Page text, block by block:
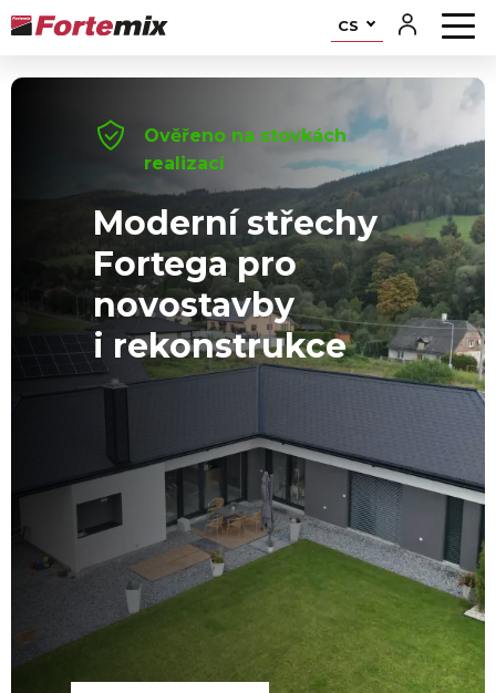
CS
Ověřeno na stovkách
realizací
Moderní střechy
Fortega pro
novostavby
i rekonstrukce